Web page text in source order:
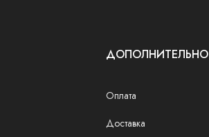
ДОПОЛНИТЕЛЬНО
Оплата
Доставка